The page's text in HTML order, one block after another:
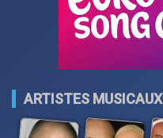
ARTISTES MUSICAUX